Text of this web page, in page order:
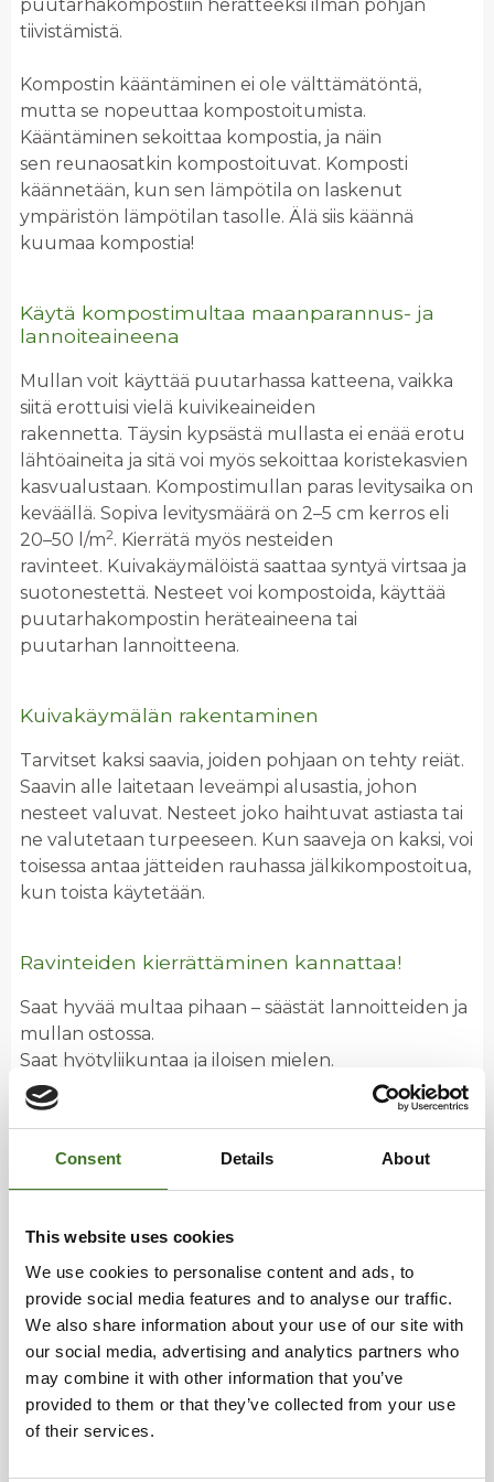
Consent Details About
This website uses cookies
We use cookies to personalise content and ads, to
provide social media features and to analyse our traffic.
We also share information about your use of our site with
our social media, advertising and analytics partners who
may combine it with other information that you’ve
provided to them or that they’ve collected from your use
of their services.
Tietopankki
puutarhakompostiin herätteeksi ilman pohjan
tiivistämistä.
Kompostin kääntäminen ei ole välttämätöntä,
mutta se nopeuttaa kompostoitumista.
Kääntäminen sekoittaa kompostia, ja näin
sen reunaosatkin kompostoituvat. Komposti
käännetään, kun sen lämpötila on laskenut
ympäristön lämpötilan tasolle. Älä siis käännä
kuumaa kompostia!
Käytä kompostimultaa maanparannus- ja
lannoiteaineena
Mullan voit käyttää puutarhassa katteena, vaikka
siitä erottuisi vielä kuivikeaineiden
rakennetta. Täysin kypsästä mullasta ei enää erotu
lähtöaineita ja sitä voi myös sekoittaa koristekasvien
kasvualustaan. Kompostimullan paras levitysaika on
keväällä. Sopiva levitysmäärä on 2–5 cm kerros eli
20–50 l/m2. Kierrätä myös nesteiden
ravinteet. Kuivakäymälöistä saattaa syntyä virtsaa ja
suotonestettä. Nesteet voi kompostoida, käyttää
puutarhakompostin heräteaineena tai
puutarhan lannoitteena.
Kuivakäymälän rakentaminen
Tarvitset kaksi saavia, joiden pohjaan on tehty reiät.
Saavin alle laitetaan leveämpi alusastia, johon
nesteet valuvat. Nesteet joko haihtuvat astiasta tai
ne valutetaan turpeeseen. Kun saaveja on kaksi, voi
toisessa antaa jätteiden rauhassa jälkikompostoitua,
kun toista käytetään.
Ravinteiden kierrättäminen kannattaa!
Saat hyvää multaa pihaan – säästät lannoitteiden ja
mullan ostossa.
Saat hyötyliikuntaa ja iloisen mielen.
Säästät jätemaksuissa.
Säästät ympäristöä.
Palaa etusivulle